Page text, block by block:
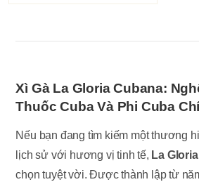
Xì Gà La Gloria Cubana:
Thuốc Cuba Và Phi Cuba
Nếu bạn đang tìm kiếm một thương
lịch sử với hương vị tinh tế, La
chọn tuyệt vời. Được thành lập từ